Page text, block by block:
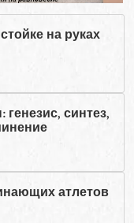
на руках
синтез,
атлетов